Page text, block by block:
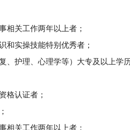
相关工作两年以上者；
和实操技能特别优秀者；
、护理、心理学等）大专及以上学
格认证者；
相关工作两年以上者；